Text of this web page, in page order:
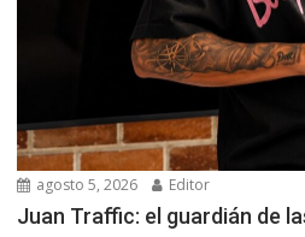
agosto 5, 2026 Editor
Juan Traffic: el guardián de